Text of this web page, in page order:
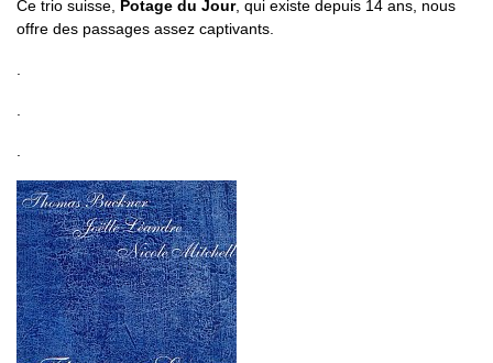
Ce trio suisse, Potage du Jour, qui existe depuis 14 ans, nous
offre des passages assez captivants.